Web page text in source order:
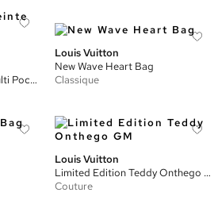
Monogram Empreinte Multi Pochette Accessoires
Louis Vuitton
New Wave Heart Bag
Classique
Louis Vuitton
Limited Edition Teddy Onthego GM
Couture